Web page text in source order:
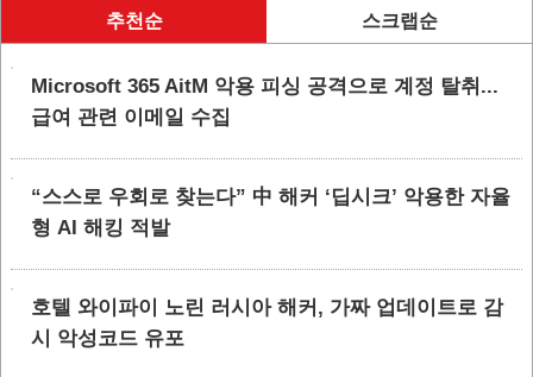
추천순 스크랩순
Microsoft 365 AitM 악용 피싱 공격으로 계정 탈취...
급여 관련 이메일 수집
“스스로 우회로 찾는다” 中 해커 ‘딥시크’ 악용한 자율
형 AI 해킹 적발
호텔 와이파이 노린 러시아 해커, 가짜 업데이트로 감
시 악성코드 유포